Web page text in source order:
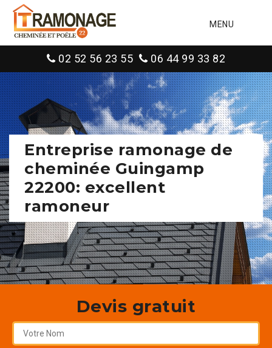
MENU
02 52 56 23 55 06 44 99 33 82
Entreprise ramonage de
cheminée Guingamp
22200: excellent
ramoneur
Devis gratuit